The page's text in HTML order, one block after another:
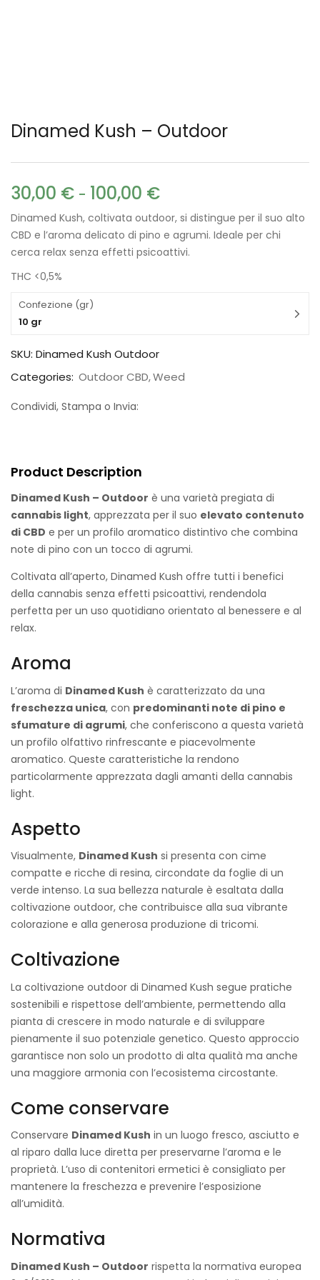
Dinamed Kush – Outdoor
30,00 € - 100,00 €
Dinamed Kush, coltivata outdoor, si distingue per il suo alto
CBD e l’aroma delicato di pino e agrumi. Ideale per chi
cerca relax senza effetti psicoattivi.
THC <0,5%
Confezione (gr)
10 gr
SKU: Dinamed Kush Outdoor
Categories: Outdoor CBD Weed
Condividi, Stampa o Invia:
Product Description
Dinamed Kush – Outdoor è una varietà pregiata di
cannabis light, apprezzata per il suo elevato contenuto
di CBD e per un profilo aromatico distintivo che combina
note di pino con un tocco di agrumi.
Coltivata all’aperto, Dinamed Kush offre tutti i benefici
della cannabis senza effetti psicoattivi, rendendola
perfetta per un uso quotidiano orientato al benessere e al
relax.
Aroma
L’aroma di Dinamed Kush è caratterizzato da una
freschezza unica, con predominanti note di pino e
sfumature di agrumi, che conferiscono a questa varietà
un profilo olfattivo rinfrescante e piacevolmente
aromatico. Queste caratteristiche la rendono
particolarmente apprezzata dagli amanti della cannabis
light.
Aspetto
Visualmente, Dinamed Kush si presenta con cime
compatte e ricche di resina, circondate da foglie di un
verde intenso. La sua bellezza naturale è esaltata dalla
coltivazione outdoor, che contribuisce alla sua vibrante
colorazione e alla generosa produzione di tricomi.
Coltivazione
La coltivazione outdoor di Dinamed Kush segue pratiche
sostenibili e rispettose dell’ambiente, permettendo alla
pianta di crescere in modo naturale e di sviluppare
pienamente il suo potenziale genetico. Questo approccio
garantisce non solo un prodotto di alta qualità ma anche
una maggiore armonia con l’ecosistema circostante.
Come conservare
Conservare Dinamed Kush in un luogo fresco, asciutto e
al riparo dalla luce diretta per preservarne l’aroma e le
proprietà. L’uso di contenitori ermetici è consigliato per
mantenere la freschezza e prevenire l’esposizione
all’umidità.
Normativa
Dinamed Kush – Outdoor rispetta la normativa europea